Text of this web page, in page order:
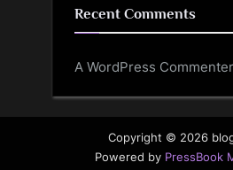
Recent Comments
A WordPress Commenter
Copyright © 2026
Powered by PressBook